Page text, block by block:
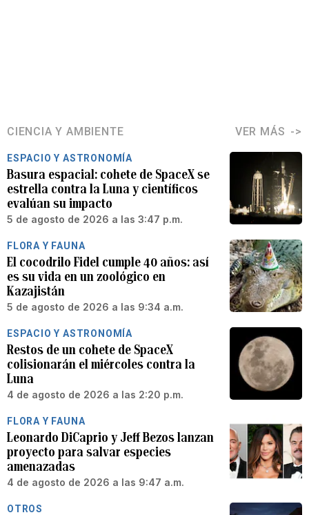
CIENCIA Y AMBIENTE VER MÁS
ESPACIO Y ASTRONOMÍA
Basura espacial: cohete de SpaceX se
estrella contra la Luna y científicos
evalúan su impacto
5 de agosto de 2026 a las 3:47 p.m.
FLORA Y FAUNA
El cocodrilo Fidel cumple 40 años: así
es su vida en un zoológico en
Kazajistán
5 de agosto de 2026 a las 9:34 a.m.
ESPACIO Y ASTRONOMÍA
Restos de un cohete de SpaceX
colisionarán el miércoles contra la
Luna
4 de agosto de 2026 a las 2:20 p.m.
FLORA Y FAUNA
Leonardo DiCaprio y Jeff Bezos lanzan
proyecto para salvar especies
amenazadas
4 de agosto de 2026 a las 9:47 a.m.
OTROS